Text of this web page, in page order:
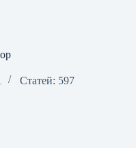
Статей: 597